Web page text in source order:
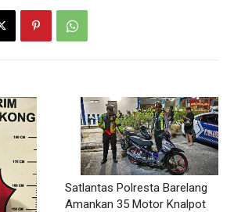
Satlantas Polresta Barelang
Amankan 35 Motor Knalpot